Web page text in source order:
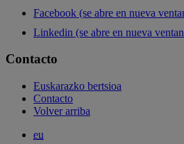
Facebook (se abre en nueva
Linkedin (se abre en nueva
Contacto
Euskarazko bertsioa
Contacto
Volver arriba
eu